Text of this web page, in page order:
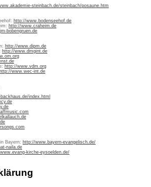
steinbach.de/steinbach/posaune.htm
http://www.bodenseehof.de
http://www.craheim.de
bobengruen.de
http://www.dipm.de
http://www.dmgint.de
http://www.vdm.org
http://www.wec-int.de
index.html
Bayern: http://www.bayern-evangelisch.de/
naila.de
kirche-eysoelden.de/